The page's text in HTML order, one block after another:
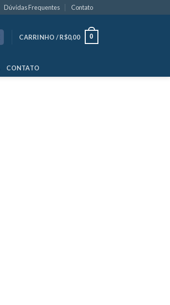
Dúvidas Frequentes Contato
CARRINHO /R$0,00 0
CONTATO